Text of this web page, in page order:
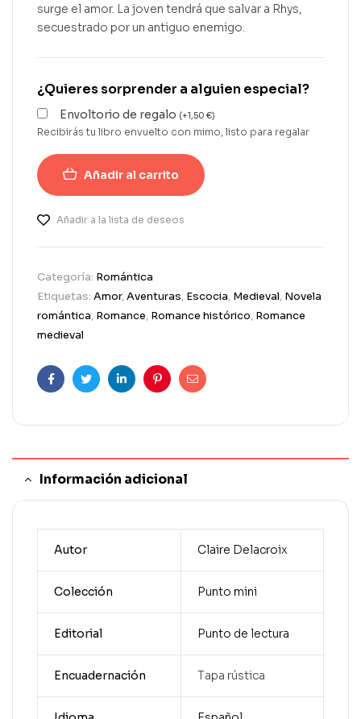
surge el amor. La joven tendrá que salvar a Rhys,
secuestrado por un antiguo enemigo.
¿Quieres sorprender a alguien especial?
Envoltorio de regalo (+1,50 €)
Recibirás tu libro envuelto con mimo, listo para regalar
Añadir al carrito
Añadir a la lista de deseos
Categoría: Romántica
Etiquetas: Amor,Aventuras, Escocia, Medieval, Novela
romántica, Romance, Romance histórico, Romance
medieval
FacebookTwitterLinkedinPinterestCorreo
Información adicional
Autor Claire Delacroix
Colección Punto mini
Editorial Punto de lectura
Encuadernación Tapa rústica